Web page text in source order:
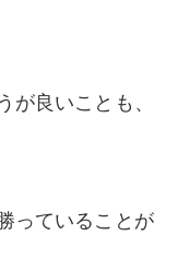
良いことも、
っていることが